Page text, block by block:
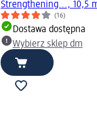
Strengthening..., 10,5
(16)
Dostawa dostępna
Wybierz sklep dm